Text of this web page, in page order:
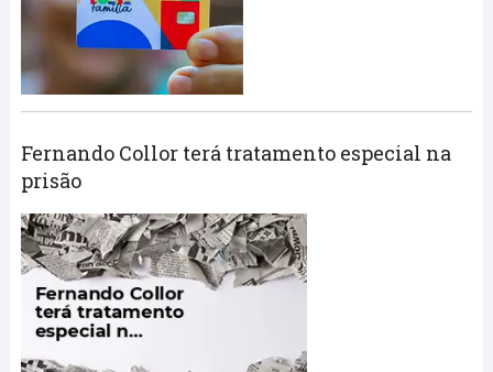
Fernando Collor terá tratamento especial na
prisão